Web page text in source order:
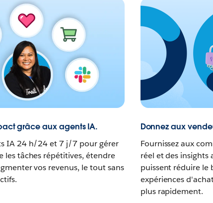
grâce aux agents IA.
IA 24 h/24 et 7 j/7 pour gérer
tâches répétitives, étendre
vos revenus, le tout sans
Donnez aux
Fournissez aux
réel et des
puissent réduire le
expériences
plus rapidement.